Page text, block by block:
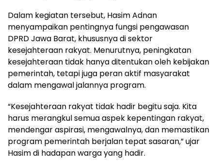
Dalam kegiatan tersebut, Hasim Adnan
menyampaikan pentingnya fungsi pengawasan
DPRD Jawa Barat, khususnya di sektor
kesejahteraan rakyat. Menurutnya, peningkatan
kesejahteraan tidak hanya ditentukan oleh kebijakan
pemerintah, tetapi juga peran aktif masyarakat
dalam mengawal jalannya program.
“Kesejahteraan rakyat tidak hadir begitu saja. Kita
harus merangkul semua aspek kepentingan rakyat,
mendengar aspirasi, mengawalnya, dan memastikan
program pemerintah berjalan tepat sasaran,” ujar
Hasim di hadapan warga yang hadir.